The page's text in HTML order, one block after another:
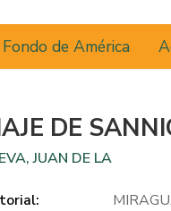
Fondo de América
DE
JUAN DE LA